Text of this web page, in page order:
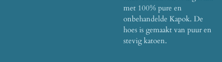
met 100% pure en
onbehandelde Kapok. De
hoes is gemaakt van puur en
stevig katoen.